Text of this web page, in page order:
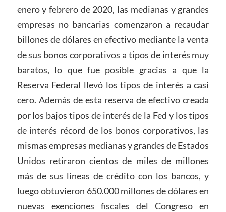
enero y febrero de 2020, las medianas y grandes
empresas no bancarias comenzaron a recaudar
billones de dólares en efectivo mediante la venta
de sus bonos corporativos a tipos de interés muy
baratos, lo que fue posible gracias a que la
Reserva Federal llevó los tipos de interés a casi
cero. Además de esta reserva de efectivo creada
por los bajos tipos de interés de la Fed y los tipos
de interés récord de los bonos corporativos, las
mismas empresas medianas y grandes de Estados
Unidos retiraron cientos de miles de millones
más de sus líneas de crédito con los bancos, y
luego obtuvieron 650.000 millones de dólares en
nuevas exenciones fiscales del Congreso en